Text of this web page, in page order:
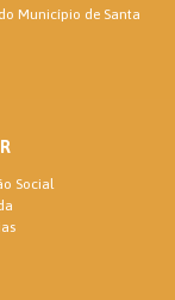
do Município de Santa
Social